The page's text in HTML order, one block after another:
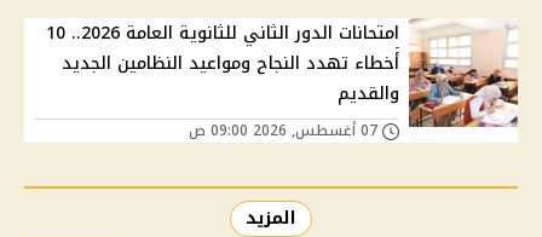
امتحانات الدور الثاني للثانوية العامة 2026.. 10
أخطاء تهدد النجاح ومواعيد النظامين الجديد
والقديم
المزيد